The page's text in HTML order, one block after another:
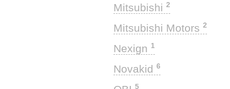
Mitsubishi 2
Mitsubishi Motors 2
Nexign 1
Novakid 6
5